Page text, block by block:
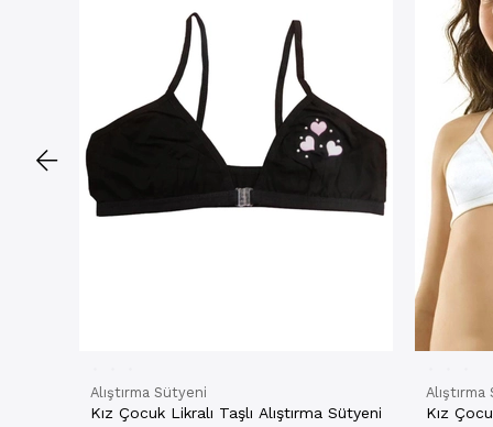
Alıştırma Sütyeni
Kız Çocuk Likralı Taşlı Alıştırma Sütyeni
Kız